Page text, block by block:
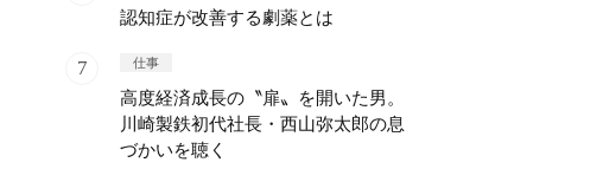
認知症が改善する劇薬とは
仕事
高度経済成長の〝扉〟を開いた男。
川崎製鉄初代社長・西山弥太郎の息
づかいを聴く